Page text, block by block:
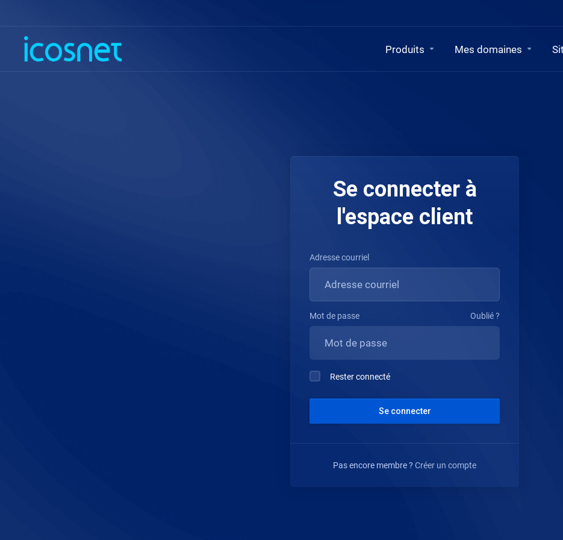
Produits Mes domaines
Se connecter à
l'espace client
Adresse courriel
Mot de passe Oublié ?
Rester connecté
Se connecter
Pas encore membre ? Créer un compte